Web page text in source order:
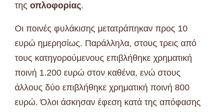
της οπλοφορίας.
Οι ποινές φυλάκισης μετατράπηκαν προς 10
ευρώ ημερησίως. Παράλληλα, στους τρεις από
τους κατηγορούμενους επιβλήθηκε χρηματική
ποινή 1.200 ευρώ στον καθένα, ενώ στους
άλλους δύο επιβλήθηκε χρηματική ποινή 800
ευρώ. Όλοι άσκησαν έφεση κατά της απόφασης